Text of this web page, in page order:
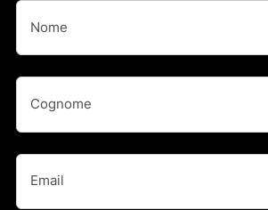
Nome
Nome
Email